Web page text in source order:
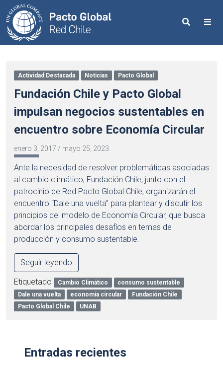
Search
Actividad Destacada Noticias Pacto Global
Fundación Chile y Pacto Global
impulsan negocios sustentables en
encuentro sobre Economía Circular
enero 3, 2017 / mayo 25, 2023
Ante la necesidad de resolver problemáticas asociadas
al cambio climático, Fundación Chile, junto con el
patrocinio de Red Pacto Global Chile, organizarán el
encuentro “Dale una vuelta” para plantear y discutir los
principios del modelo de Economía Circular, que busca
abordar los principales desafíos en temas de
producción y consumo sustentable.
Seguir leyendo
Etiquetado Cambio Climático
consumo sustentable
Dale una vuelta
economía circular
Fundación Chile
Pacto Global Chile
UNAB
Entradas recientes